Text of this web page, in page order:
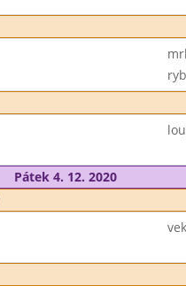
Pátek 4. 12. 2020